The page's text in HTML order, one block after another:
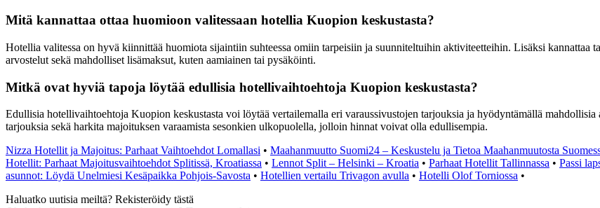
Mitä kannattaa ottaa huomioon valitessaan hotellia Kuopion keskustasta?
Hotellia valitessa on hyvä kiinnittää huomiota sijaintiin suhteessa omiin tarpeisiin ja suunniteltuihin aktiviteetteihin. Lisäksi kannattaa
arvostelut sekä mahdolliset lisämaksut, kuten aamiainen tai pysäköinti.
Mitkä ovat hyviä tapoja löytää edullisia hotellivaihtoehtoja Kuopion keskustasta?
Edullisia hotellivaihtoehtoja Kuopion keskustasta voi löytää vertailemalla eri varaussivustojen tarjouksia ja hyödyntämällä
tarjouksia sekä harkita majoituksen varaamista sesonkien ulkopuolella, jolloin hinnat voivat olla edullisempia.
Nizza Hotellit ja Majoitus: Parhaat Vaihtoehdot Lomallasi • Maahanmuutto Suomi24 – Keskustelu ja Tietoa Maahanmuutosta
Hotellit: Parhaat Majoitusvaihtoehdot Splitissä, Kroatiassa • Lennot Split – Helsinki – Kroatia • Parhaat Hotellit Tallinnassa • Passi
asunnot: Löydä Unelmiesi Kesäpaikka Pohjois-Savosta • Hotellien vertailu Trivagon avulla • Hotelli Olof Torniossa •
Haluatko uutisia meiltä? Rekisteröidy tästä